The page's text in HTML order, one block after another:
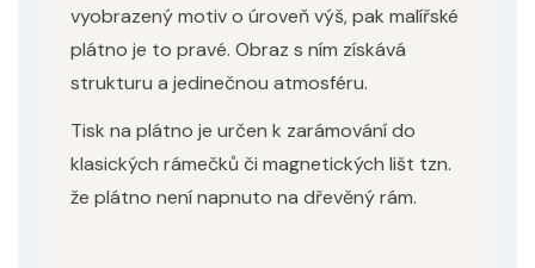
vyobrazený motiv o úroveň výš, pak malířské
plátno je to pravé. Obraz s ním získává
strukturu a jedinečnou atmosféru.
Tisk na plátno je určen k zarámování do
klasických rámečků či magnetických lišt tzn.
že plátno není napnuto na dřevěný rám.